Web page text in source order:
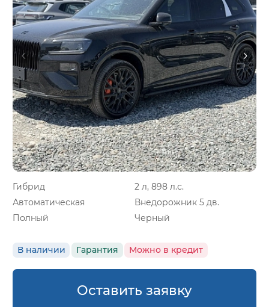
Гибрид
2 л, 898 л.с.
Автоматическая
Внедорожник 5 дв.
Полный
Черный
В наличии Гарантия Можно в кредит
Оставить заявку